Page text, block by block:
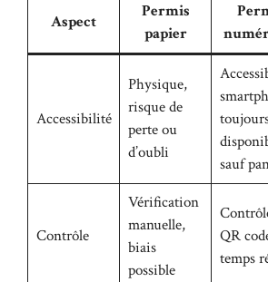
Aspect
Permis
papier
Accessibilité
Physique,
risque de
perte ou
d’oubli
sauf
Contrôle
Vérification
manuelle,
biais
possible
QR
temps